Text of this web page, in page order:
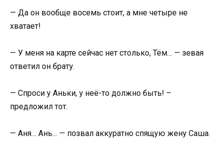
— Да он вообще восемь стоит, а мне четыре не
хватает!
— У меня на карте сейчас нет столько, Тём… — зевая
ответил он брату.
— Спроси у Аньки, у неё-то должно быть! –
предложил тот.
— Аня… Ань… — позвал аккуратно спящую жену Саша.